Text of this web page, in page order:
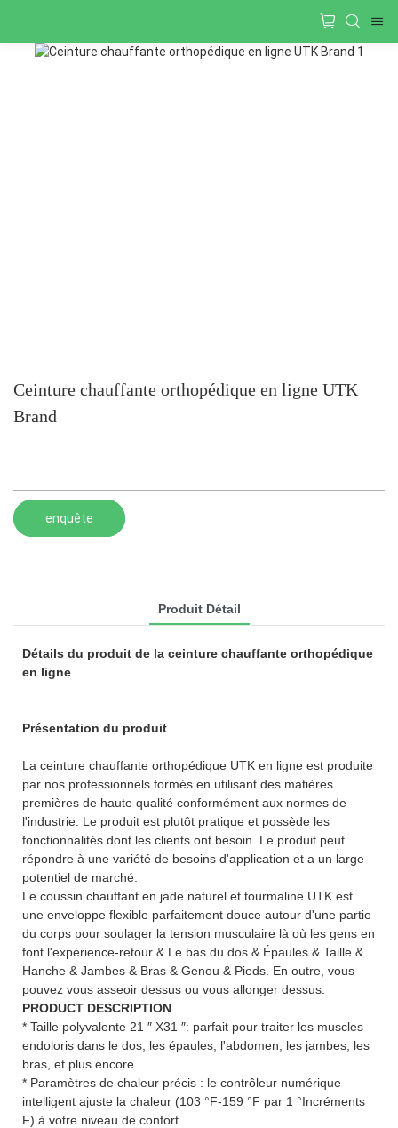
Ceinture chauffante orthopédique en ligne UTK
Brand
enquête
Produit Détail
Détails du produit de la ceinture chauffante orthopédique
en ligne
Présentation du produit
La ceinture chauffante orthopédique UTK en ligne est produite
par nos professionnels formés en utilisant des matières
premières de haute qualité conformément aux normes de
l'industrie. Le produit est plutôt pratique et possède les
fonctionnalités dont les clients ont besoin. Le produit peut
répondre à une variété de besoins d'application et a un large
potentiel de marché.
Le coussin chauffant en jade naturel et tourmaline UTK est
une enveloppe flexible parfaitement douce autour d'une partie
du corps pour soulager la tension musculaire là où les gens en
font l'expérience-retour & Le bas du dos & Épaules & Taille &
Hanche & Jambes & Bras & Genou & Pieds. En outre, vous
pouvez vous asseoir dessus ou vous allonger dessus.
PRODUCT DESCRIPTION
* Taille polyvalente 21 ″ X31 ″: parfait pour traiter les muscles
endoloris dans le dos, les épaules, l'abdomen, les jambes, les
bras, et plus encore.
* Paramètres de chaleur précis : le contrôleur numérique
intelligent ajuste la chaleur (103 °F-159 °F par 1 °Incréments
F) à votre niveau de confort.